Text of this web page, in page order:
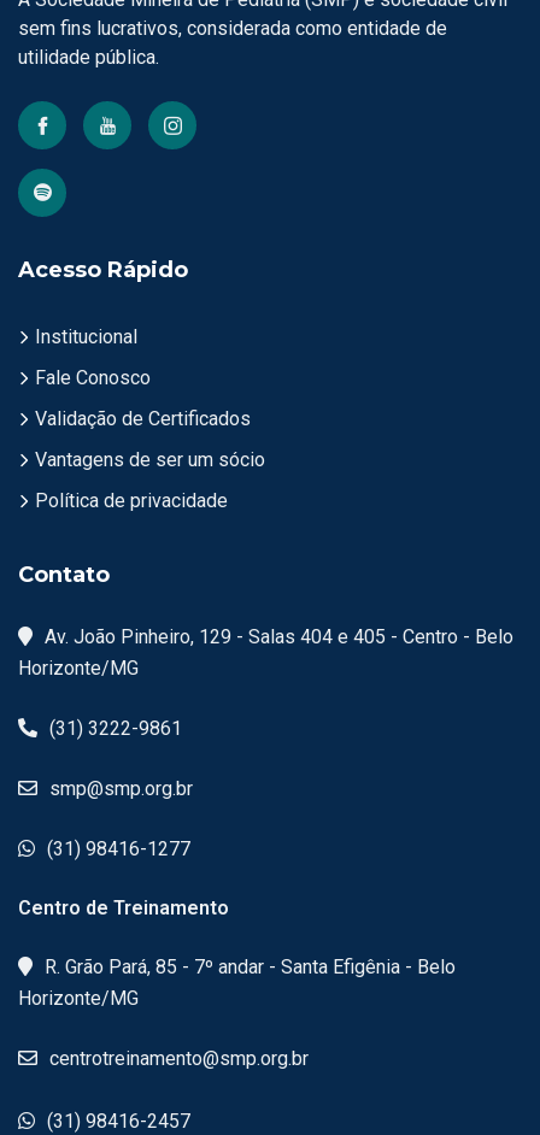
sem fins lucrativos, considerada como entidade de
utilidade pública.
Acesso Rápido
Institucional
Fale Conosco
Validação de Certificados
Vantagens de ser um sócio
Política de privacidade
Contato
Av. João Pinheiro, 129 - Salas 404 e 405 - Centro - Belo
Horizonte/MG
(31) 3222-9861
smp@smp.org.br
(31) 98416-1277
Centro de Treinamento
R. Grão Pará, 85 - 7º andar - Santa Efigênia - Belo
Horizonte/MG
centrotreinamento@smp.org.br
(31) 98416-2457